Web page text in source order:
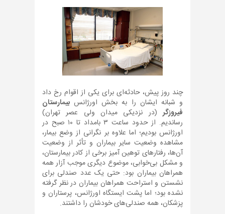
چند روز پیش، حادثه‌ای برای یکی از اقوام رخ داد
و شبانه ایشان را به بخش اورژانس بیمارستان
فیروزگر(در نزدیکی میدان ولی عصر تهران)
رساندیم. از حدود ساعت ۳ بامداد تا ۱۰ صبح در
اورژانس بودیم؛ اما علاوه بر نگرانی از وضع بیمار،
مشاهده وضعیت سایر بیماران و تأثر از وضعیت
آن‌ها، رفتارهای توهین آمیز برخی از کادر بیمارستان،
و مشکل بی‌خوابی، موضوع دیگری موجب آزار همه
همراهان بیماران بود: حتی یک عدد صندلی برای
نشستن و استراحت همراهان بیماران در نظر گرفته
نشده بود؛ اما پشت ایستگاه اورژانس، پرستاران و
پزشکان، همه صندلی‌های خودشان را داشتند.